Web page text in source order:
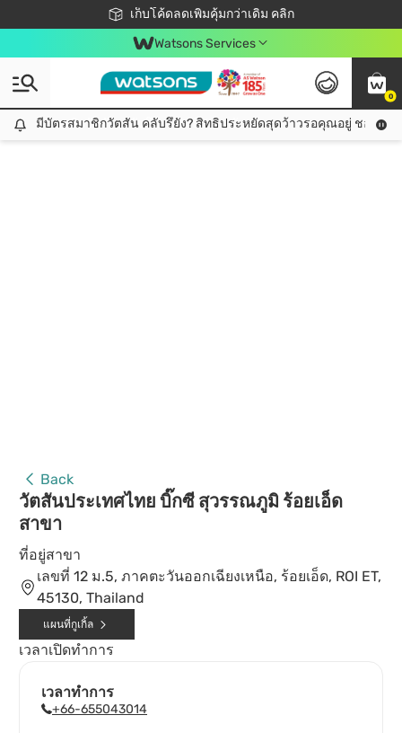
เก็บโค้ดลดเพิ่มคุ้มกว่าเดิม คลิก
ชอปออนไลน์ครั้งแรก ลดเพิ่มจุก ๆ 10%! 🎉
📦ส่งฟรี! เมื่อชอป 499฿
สมาชิกวัตสัน คลับดียังไง?
Watsons Services
0
มีบัตรสมาชิกวัตสัน คลับรึยัง? สิทธิประหยัดสุดว้าวรอคุณอยู่ ชอปคุ้มกว่าเดิม คลิก!
มีบัตรสมาชิกวัตสัน คลับรึยัง? สิทธิประหยัดสุดว้าวรอคุณอยู่ ชอปคุ้มก
Back
วัตสันประเทศไทย บิ๊กซี สุวรรณภูมิ ร้อยเอ็ด
สาขา
ที่อยู่สาขา
เลขที่ 12 ม.5, ภาคตะวันออกเฉียงเหนือ, ร้อยเอ็ด, ROI ET,
45130, Thailand
แผนที่กูเกิ้ล
เวลาเปิดทำการ
เวลาทำการ
+66-655043014